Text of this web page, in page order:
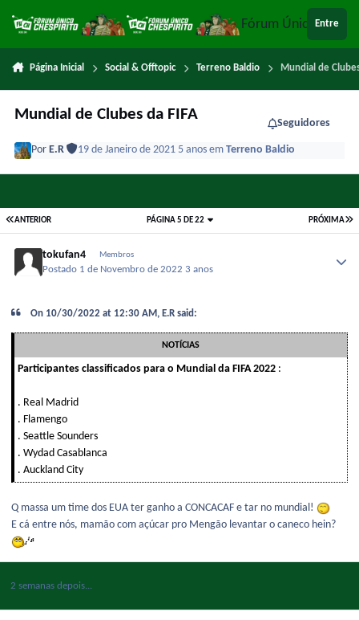
Fórum ÚnicoEntre
Página Inicial Social & Offtopic Terreno Baldio Mundial de
Mundial de Clubes da FIFA
Seguidores
PorE.R 19 de Janeiro de 2021 5 anosemTerreno Baldio
ANTERIOR PRÓXIMA
PÁGINA 5 DE 22
tokufan4 Membros
Postado 1 de Novembro de 2022 3 anos
On 10/30/2022 at 12:30 AM, E.R said:
NOTÍCIAS
Participantes classificados para o Mundial da FIFA 2022 :
. Real Madrid
. Flamengo
. Seattle Sounders
. Wydad Casablanca
. Auckland City
Q massa um time dos EUA ter ganho a CONCACAF e tar no mundial!
E cá entre nós, mamão com açúcar pro Mengão levantar o caneco hein?
2 semanas depois...